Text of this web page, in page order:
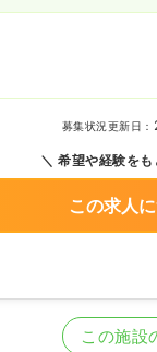
募集状況更新日：
希望や経験をも
この求人
この施設